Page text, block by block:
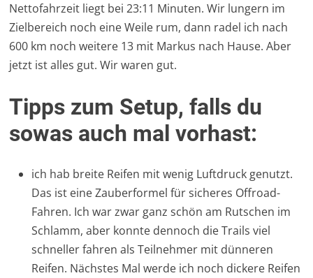
Nettofahrzeit liegt bei 23:11 Minuten. Wir lungern im
Zielbereich noch eine Weile rum, dann radel ich nach
600 km noch weitere 13 mit Markus nach Hause. Aber
jetzt ist alles gut. Wir waren gut.
Tipps zum Setup, falls du
sowas auch mal vorhast:
ich hab breite Reifen mit wenig Luftdruck genutzt.
Das ist eine Zauberformel für sicheres Offroad-
Fahren. Ich war zwar ganz schön am Rutschen im
Schlamm, aber konnte dennoch die Trails viel
schneller fahren als Teilnehmer mit dünneren
Reifen. Nächstes Mal werde ich noch dickere Reifen